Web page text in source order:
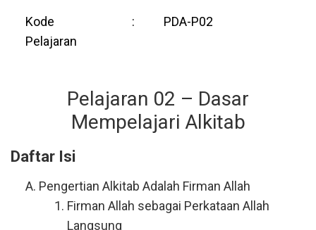
Kode
Pelajaran
: PDA-P02
Pelajaran 02 – Dasar
Mempelajari Alkitab
Daftar Isi
Pengertian Alkitab Adalah Firman Allah
Firman Allah sebagai Perkataan Allah
Langsung